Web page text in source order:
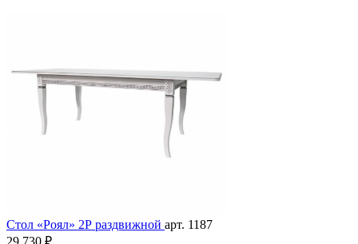
Стол «Роял» 2Р раздвижной арт. 1187
29 730 ₽